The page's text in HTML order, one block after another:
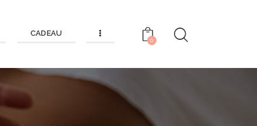
CADEAU
0